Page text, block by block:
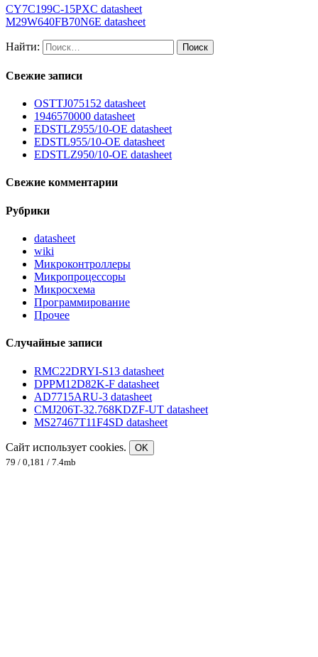
CY7C199C-15PXC datasheet
M29W640FB70N6E datasheet
Найти:
Свежие записи
OSTTJ075152 datasheet
1946570000 datasheet
EDSTLZ955/10-OE datasheet
EDSTL955/10-OE datasheet
EDSTLZ950/10-OE datasheet
Свежие комментарии
Рубрики
datasheet
wiki
Микроконтроллеры
Микропроцессоры
Микросхема
Программирование
Прочее
Случайные записи
RMC22DRYI-S13 datasheet
DPPM12D82K-F datasheet
AD7715ARU-3 datasheet
CMJ206T-32.768KDZF-UT datasheet
MS27467T11F4SD datasheet
Сайт использует cookies.
OK
79 / 0,181 / 7.4mb